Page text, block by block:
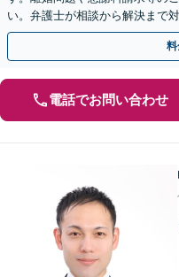
い。弁護士が相談から解決まで
産分与🔷婚約破棄🔷不貞慰謝料
料
電話でお問い合わせ